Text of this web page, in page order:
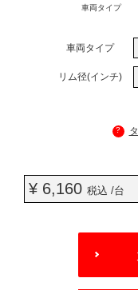
車両タイプ
車両タイプ
リム径(インチ)
?
¥ 6,160 税込 /台
OPTIONS